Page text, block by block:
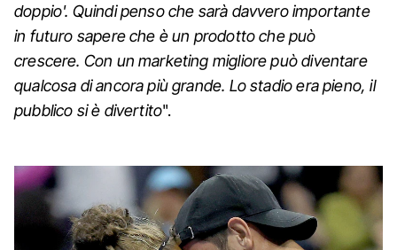
doppio'. Quindi penso che sarà davvero importante
in futuro sapere che è un prodotto che può
crescere. Con un marketing migliore può diventare
qualcosa di ancora più grande. Lo stadio era pieno, il
pubblico si è divertito".